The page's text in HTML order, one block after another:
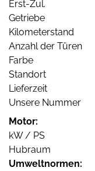
Erst-Zul.
Getriebe
Kilometerstand
Anzahl der Türen
Farbe
Standort
Lieferzeit
Unsere Nummer
Motor:
kW / PS
Hubraum
Umweltnormen: